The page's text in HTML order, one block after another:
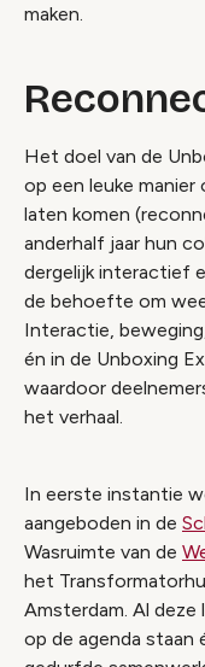
maken.
Het doel van de
op een leuke
laten komen
anderhalf jaar hun
dergelijk interactief
de behoefte om
Interactie,
én in de Unboxing
waardoor
het verhaal.
In eerste instantie
aangeboden in de
Wasruimte van de
het
Amsterdam. Al
op de agenda staan